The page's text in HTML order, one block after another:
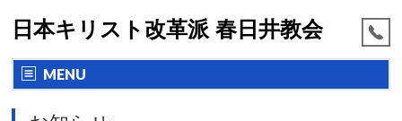
日本キリスト改革派 春日井教会
MENU